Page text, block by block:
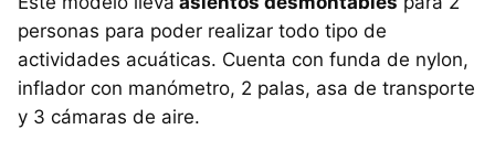
personas para poder realizar todo tipo de
actividades acuáticas. Cuenta con funda de nylon,
inflador con manómetro, 2 palas, asa de transporte
y 3 cámaras de aire.